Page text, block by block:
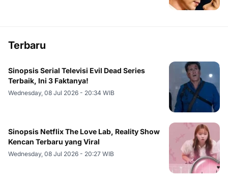
Terbaru
Sinopsis Serial Televisi Evil Dead Series
Terbaik, Ini 3 Faktanya!
Wednesday, 08 Jul 2026 - 20:34 WIB
Sinopsis Netflix The Love Lab, Reality Show
Kencan Terbaru yang Viral
Wednesday, 08 Jul 2026 - 20:27 WIB